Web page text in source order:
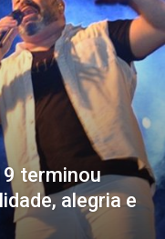
terminou
alegria e